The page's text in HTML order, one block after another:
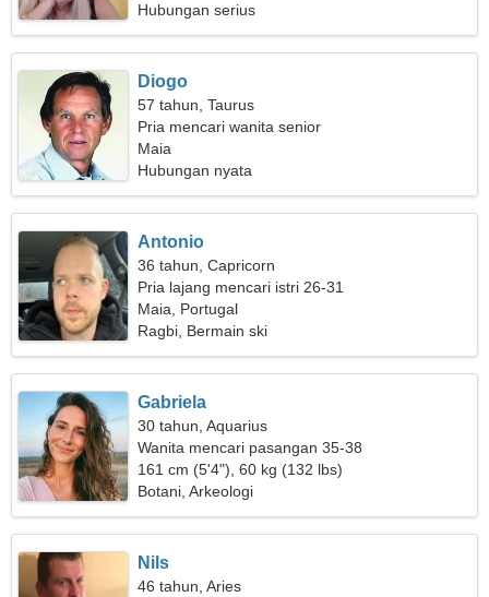
Hubungan serius
Diogo
57 tahun, Taurus
Pria mencari wanita senior
Maia
Hubungan nyata
Antonio
36 tahun, Capricorn
Pria lajang mencari istri 26-31
Maia, Portugal
Ragbi, Bermain ski
Gabriela
30 tahun, Aquarius
Wanita mencari pasangan 35-38
161 cm (5'4"), 60 kg (132 lbs)
Botani, Arkeologi
Nils
46 tahun, Aries